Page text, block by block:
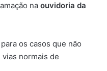
na ouvidoria da
os casos que não
normais de